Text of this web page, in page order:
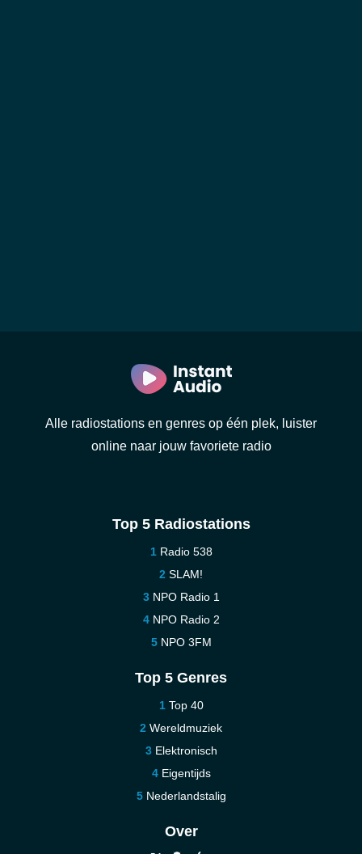
Alle radiostations en genres op één plek, luister
online naar jouw favoriete radio
Top 5 Radiostations
Radio 538
SLAM!
NPO Radio 1
NPO Radio 2
NPO 3FM
Top 5 Genres
Top 40
Wereldmuziek
Elektronisch
Eigentijds
Nederlandstalig
Over